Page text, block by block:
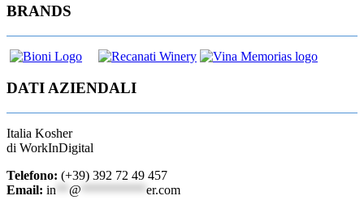
BRANDS
DATI AZIENDALI
Italia Kosher
di WorkInDigital
Telefono: (+39) 392 72 49 457
Email: in @
er.com